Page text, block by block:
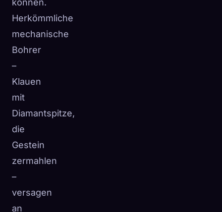
können.
Herkömmliche
mechanische
Bohrer
–
Klauen
mit
Diamantspitze,
die
Gestein
zermahlen
–
versagen
an